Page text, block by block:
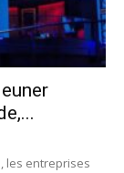
les entreprises